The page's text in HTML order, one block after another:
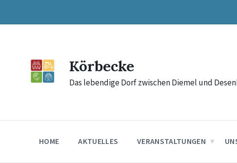
content
main
footer
Körbecke
Das lebendige Dorf zwischen Diemel und
HOME AKTUELLES VERANSTALTUNGEN